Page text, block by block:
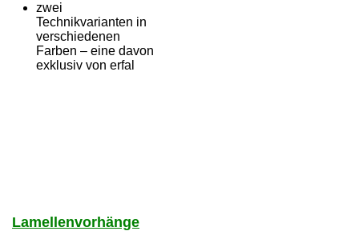
zwei
Technikvarianten in
verschiedenen
Farben – eine davon
exklusiv von erfal
Lamellenvorhänge